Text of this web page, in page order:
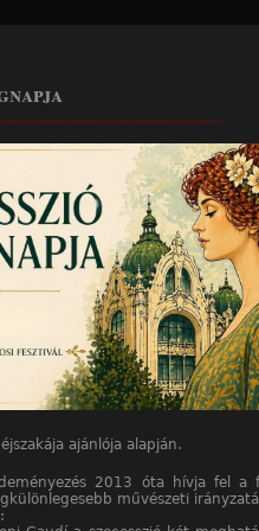
ajánlója alapján.
2013 óta hívja fel a
művészeti